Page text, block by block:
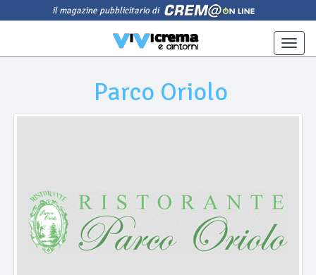
il magazine pubblicitario di
Toggle
Parco Oriolo